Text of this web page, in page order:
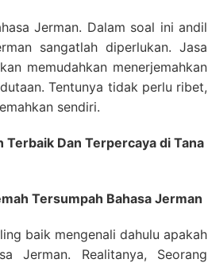
Jerman. Dalam soal ini andil
sangatlah diperlukan. Jasa
memudahkan menerjemahkan
Tentunya tidak perlu ribet,
sendiri.
Dan Terpercaya di Tana
Tersumpah Bahasa Jerman
baik mengenali dahulu apakah
Jerman. Realitanya, Seorang